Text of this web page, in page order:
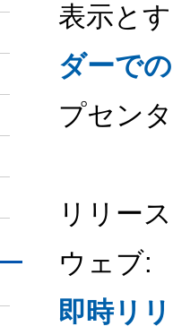
表示と
ダーで
プセン
リリー
ウェブ:
即時リ